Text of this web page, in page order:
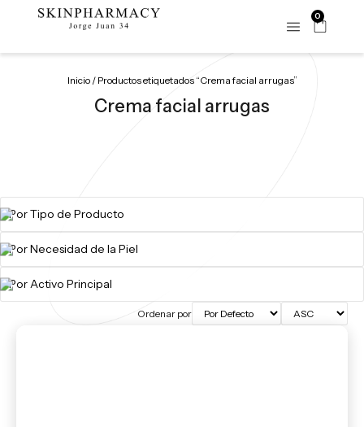
0
Inicio/ Productos etiquetados “Crema facial arrugas”
Crema facial arrugas
Ordenar por